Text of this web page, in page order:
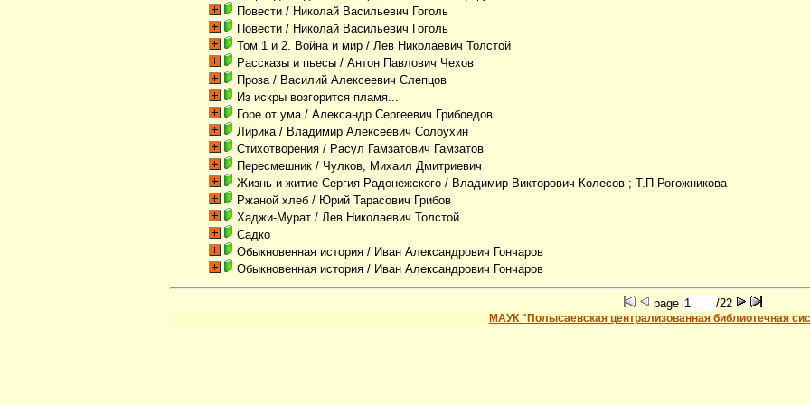
Повести / Николай Васильевич Гоголь
Повести / Николай Васильевич Гоголь
Том 1 и 2. Война и мир / Лев Николаевич Толстой
Рассказы и пьесы / Антон Павлович Чехов
Проза / Василий Алексеевич Слепцов
Из искры возгорится пламя...
Горе от ума / Александр Сергеевич Грибоедов
Лирика / Владимир Алексеевич Солоухин
Стихотворения / Расул Гамзатович Гамзатов
Пересмешник / Чулков, Михаил Дмитриевич
Жизнь и житие Сергия Радонежского / Владимир Викторович Колесов ; Т.П Рогожникова
Ржаной хлеб / Юрий Тарасович Грибов
Хаджи-Мурат / Лев Николаевич Толстой
Садко
Обыкновенная история / Иван Александрович Гончаров
Обыкновенная история / Иван Александрович Гончаров
page /22
МАУК "Полысаевская централизованная библиотечная